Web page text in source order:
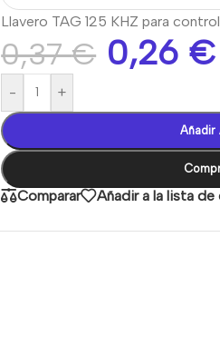
Llavero TAG 125 KHZ para
0,37€ 0,26 €
- +
Añadir
Comparar Añadir a la lista